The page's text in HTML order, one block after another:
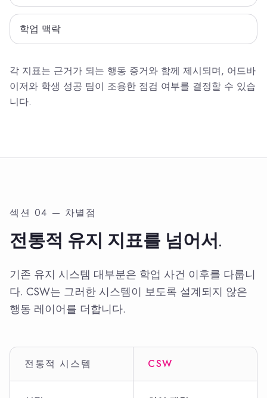
학업 맥락
각 지표는 근거가 되는 행동 증거와 함께 제시되며, 어드바
이저와 학생 성공 팀이 조용한 점검 여부를 결정할 수 있습
니다.
섹션 04 — 차별점
전통적 유지 지표를 넘어서.
기존 유지 시스템 대부분은 학업 사건 이후를 다룹니
다. CSW는 그러한 시스템이 보도록 설계되지 않은
행동 레이어를 더합니다.
전통적 시스템 CSW